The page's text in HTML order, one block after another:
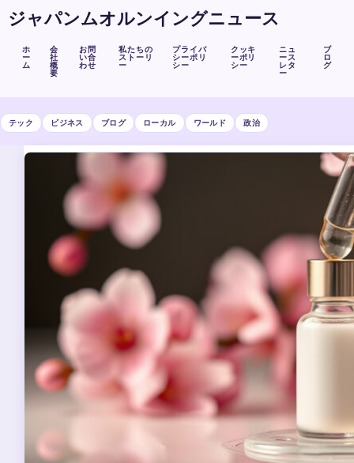
ジャパンムオルンイングニュース
ホ
ー
ム
会
社
概
要
お問
い合
わせ
私たちの
ストーリ
ー
プライバ
シーポリ
シー
クッキ
ーポリ
シー
ニュ
ース
レタ
ー
ブ
ロ
グ
テック ビジネス ブログ ローカル ワールド 政治